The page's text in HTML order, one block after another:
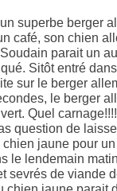
superbe berger
café, son chien
parait un
Sitôt entré
sur le berger
le berger
Quel
question de
chien jaune pour
le lendemain
sevrés de viande